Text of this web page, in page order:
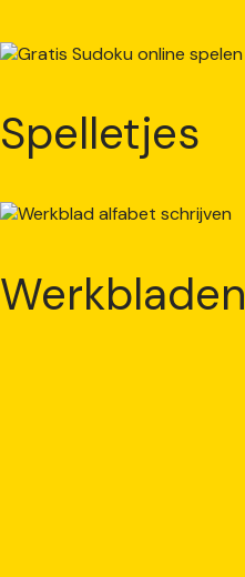
Spelletjes
Werkbladen